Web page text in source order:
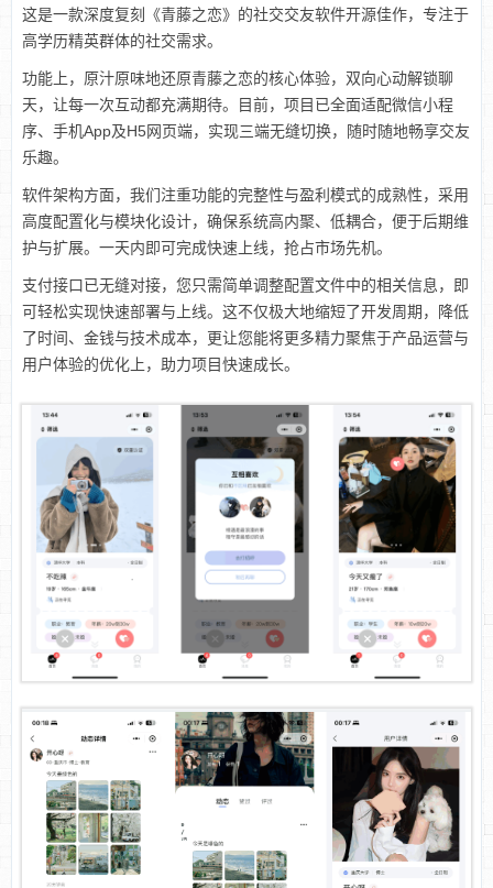
这是一款深度复刻《青藤之恋》的社交交友软件开源佳作，专注于
高学历精英群体的社交需求。
功能上，原汁原味地还原青藤之恋的核心体验，双向心动解锁聊
天，让每一次互动都充满期待。目前，项目已全面适配微信小程
序、手机App及H5网页端，实现三端无缝切换，随时随地畅享交友
乐趣。
软件架构方面，我们注重功能的完整性与盈利模式的成熟性，采用
高度配置化与模块化设计，确保系统高内聚、低耦合，便于后期维
护与扩展。一天内即可完成快速上线，抢占市场先机。
支付接口已无缝对接，您只需简单调整配置文件中的相关信息，即
可轻松实现快速部署与上线。这不仅极大地缩短了开发周期，降低
了时间、金钱与技术成本，更让您能将更多精力聚焦于产品运营与
用户体验的优化上，助力项目快速成长。